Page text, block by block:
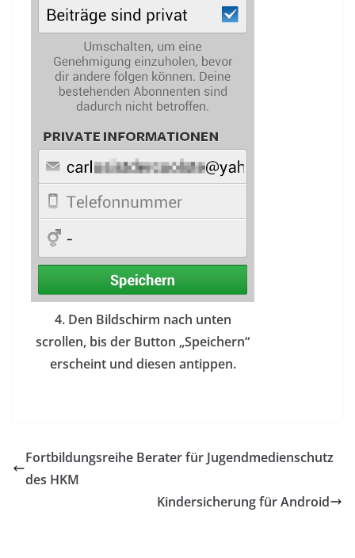
4. Den Bildschirm nach unten
scrollen, bis der Button „Speichern“
erscheint und diesen antippen.
Fortbildungsreihe Berater für Jugendmedienschutz
des HKM
Kindersicherung für Android